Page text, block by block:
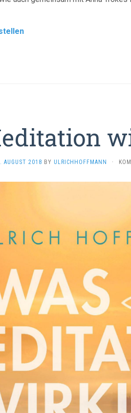
AUGUST 2018 BY ULRICHHOFFMANN ·